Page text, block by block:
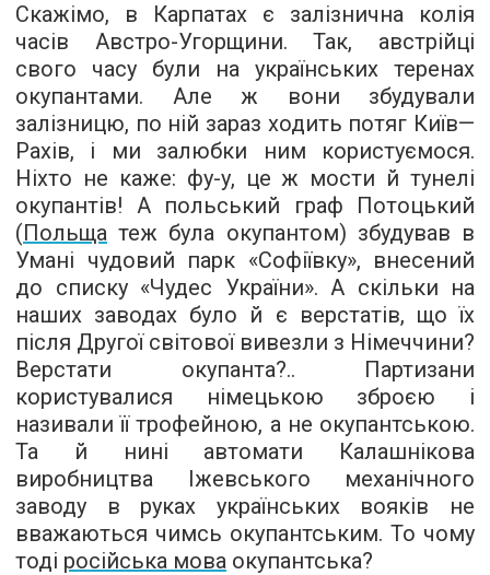
Скажімо, в Карпатах є залізнична колія
часів Австро-Угорщини. Так, австрійці
свого часу були на українських теренах
окупантами. Але ж вони збудували
залізницю, по ній зараз ходить потяг Київ—
Рахів, і ми залюбки ним користуємося.
Ніхто не каже: фу-у, це ж мости й тунелі
окупантів! А польський граф Потоцький
(Польща теж була окупантом) збудував в
Умані чудовий парк «Софіївку», внесений
до списку «Чудес України». А скільки на
наших заводах було й є верстатів, що їх
після Другої світової вивезли з Німеччини?
Верстати окупанта?.. Партизани
користувалися німецькою зброєю і
називали її трофейною, а не окупантською.
Та й нині автомати Калашнікова
виробництва Іжевського механічного
заводу в руках українських вояків не
вважаються чимсь окупантським. То чому
тоді російська мова окупантська?